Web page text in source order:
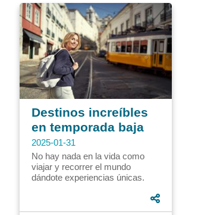
Destinos increíbles
en temporada baja
2025-01-31
No hay nada en la vida como
viajar y recorrer el mundo
dándote experiencias únicas.
de un viaje, muchas veces los...